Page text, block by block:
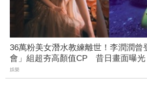
36萬粉美女潛水教練離世！李潤潤曾
會」組超夯高顏值CP 昔日畫面曝光
娛樂